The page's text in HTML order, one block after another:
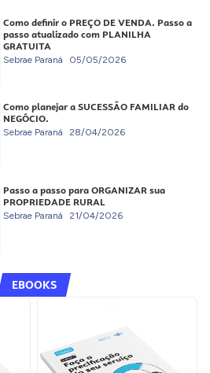
Como definir o PREÇO DE VENDA. Passo a
passo atualizado com PLANILHA
GRATUITA
Sebrae Paraná 05/05/2026
Como planejar a SUCESSÃO FAMILIAR do
NEGÓCIO.
Sebrae Paraná 28/04/2026
Passo a passo para ORGANIZAR sua
PROPRIEDADE RURAL
Sebrae Paraná 21/04/2026
EBOOKS